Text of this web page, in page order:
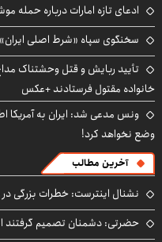
ادعای تازه امارات درباره حمله
سخنگوی سپاه «شرط اصلی ایران»
تأیید ربایش و قتل وحشتناک
خانواده مقتول فرستادند +عکس
ونس مدعی شد: ایران به آمریکا
وضع نخواهد کرد!
آخرین مطالب
نشنال اینترست: خطرات بزرگی
حضرتی: دشمنان تصمیم گرفتند